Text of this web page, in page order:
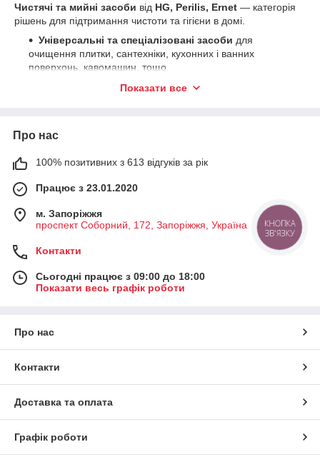
Чистячі та мийні засоби від HG, Perilis, Ernet — категорія
рішень для підтримання чистоти та гігієни в домі.
Універсальні та спеціалізовані засоби для
очищення плитки, сантехніки, кухонних і ванних
поверхонь, кавомашин, тощо.
для видалення жиру, мильного та
поверхонь перед ремонтом або фарбуванням.
підготувати поверхні до подальших робіт.
Показати все
Про нас
100% позитивних з 613 відгуків за рік
Працює з 23.01.2020
м. Запоріжжя
проспект Соборний, 172, Запоріжжя, Україна
Контакти
Сьогодні працює з 09:00 до 18:00
Показати весь графік роботи
Про нас
Контакти
Доставка та оплата
Графік роботи
КНОПКА
ЗВ'ЯЗКУ